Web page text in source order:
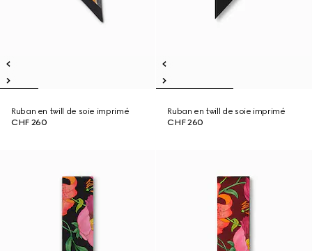
Ruban en twill de soie imprimé
CHF 260
Ruban en twill de soie imprimé
CHF 260